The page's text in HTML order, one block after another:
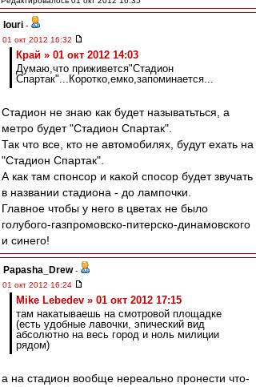
Iouri -
01 окт 2012 16:32
Край » 01 окт 2012 14:03
Думаю,что приживется"Стадион
Спартак"...Коротко,емко,запоминается...
Стадион не знаю как будет называтьться, а
метро будет "Стадион Спартак".
Так что все, кто не автомобилях, будут ехать на
"Стадион Спартак".
А как там спонсор и какой спосор будет звучать
в названии стадиона - до лампочки.
Главное чтобы у него в цветах не было
голубого-газпромовско-питерско-динамовского
и синего!
Papasha_Drew-
01 окт 2012 16:24
Mike Lebedev » 01 окт 2012 17:15
там накатываешь на смотровой площадке
(есть удобные лавочки, эпический вид
абсолютно на весь город и ноль милиции
рядом)
а на стадион вообще нереально пронести что-